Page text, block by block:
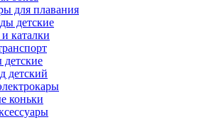
для плавания
детские
каталки
детский
коньки